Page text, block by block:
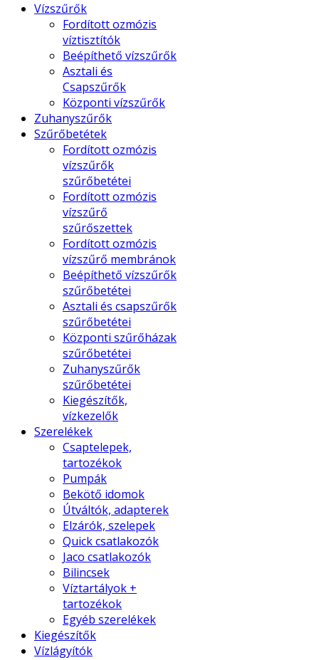
Vízszűrők
Fordított ozmózis
víztisztítók
Beépíthető vízszűrők
Asztali és
Csapszűrők
Központi vízszűrők
Zuhanyszűrők
Szűrőbetétek
Fordított ozmózis
vízszűrők
szűrőbetétei
Fordított ozmózis
vízszűrő
szűrőszettek
Fordított ozmózis
vízszűrő membránok
Beépíthető vízszűrők
szűrőbetétei
Asztali és csapszűrők
szűrőbetétei
Központi szűrőházak
szűrőbetétei
Zuhanyszűrők
szűrőbetétei
Kiegészítők,
vízkezelők
Szerelékek
Csaptelepek,
tartozékok
Pumpák
Bekötő idomok
Útváltók, adapterek
Elzárók, szelepek
Quick csatlakozók
Jaco csatlakozók
Bilincsek
Víztartályok +
tartozékok
Egyéb szerelékek
Kiegészítők
Vízlágyítók